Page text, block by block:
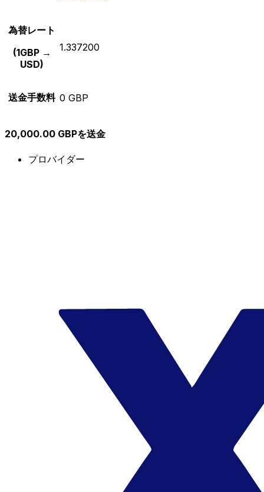
為替レート
(1GBP →
USD)
1.337200
送金手数料 0 GBP
20,000.00 GBPを送金
プロバイダー